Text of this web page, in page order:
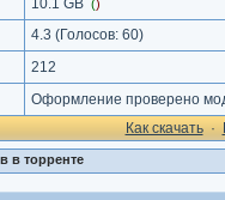
10.1 GB ()
4.3 (Голосов: 60)
212
Оформление проверено
Как cкачать·
в торренте